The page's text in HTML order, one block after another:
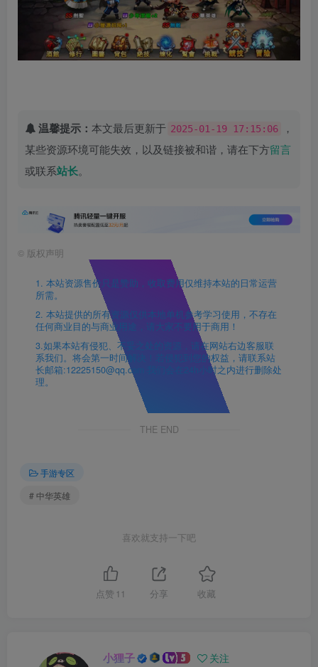
温馨提示： 本文最后更新于 2025-01-19 17:15:06
，
某些资源环境可能失效，以及链接被和谐，请在下方留言
或联系站长。
© 版权声明
1. 本站资源售价只是赞助，收取费用仅维持本站的日常运营
所需。
2. 本站提供的所有资源仅供本地单机参考学习使用，不存在
任何商业目的与商业用途，请大家不要用于商用！
3.如果本站有侵犯、不妥之处的资源，请在网站右边客服联
系我们。将会第一时间解决！若侵犯到您的权益，请联系站
长邮箱:12225150@qq.com 我们会在24h小时之内进行删除处
理。
THE END
手游专区
# 中华英雄
喜欢就支持一下吧
点赞 11 分享 收藏
小狸子 关注